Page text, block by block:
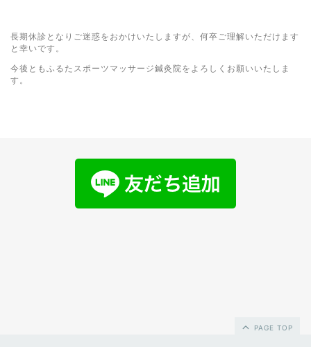
長期休診となりご迷惑をおかけいたしますが、何卒ご理解いただけます
と幸いです。
今後ともふるたスポーツマッサージ鍼灸院をよろしくお願いいたしま
す。
PAGE TOP